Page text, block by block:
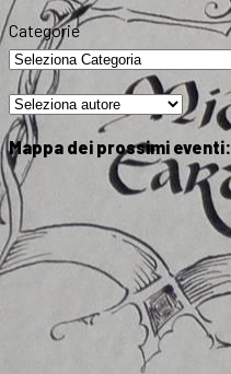
per:
Categorie
Mappa dei prossimi eventi: